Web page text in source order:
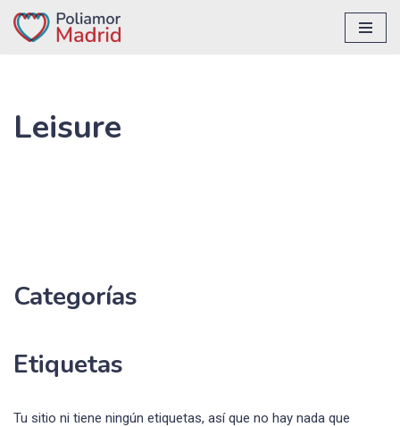
Leisure
Categorías
Etiquetas
Tu sitio ni tiene ningún etiquetas, así que no hay nada que